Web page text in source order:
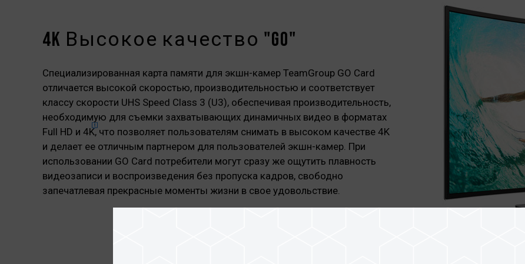
4K Высокое качество "GO"
Специализированная карта памяти для экшн-камер TeamGroup GO Card
отличается высокой скоростью, производительностью и соответствует
классу скорости UHS Speed Class 3 (U3), обеспечивая производительность,
необходимую для съемки захватывающих динамичных видео в форматах
Full HD и 4K, что позволяет пользователям снимать в высоком качестве 4K
и делает ее отличным партнером для пользователей экшн-камер. При
использовании GO Card потребители могут сразу же ощутить плавность
видеозаписи и воспроизведения без пропуска кадров, свободно
запечатлевая прекрасные моменты жизни в свое удовольствие.